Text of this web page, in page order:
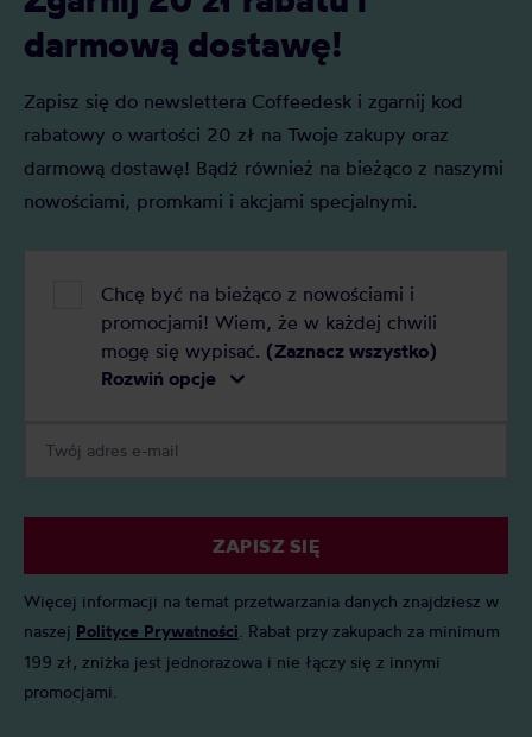
darmową dostawę!
Zapisz się do newslettera Coffeedesk i zgarnij kod
rabatowy o wartości 20 zł na Twoje zakupy oraz
darmową dostawę! Bądź również na bieżąco z naszymi
nowościami, promkami i akcjami specjalnymi.
Chcę być na bieżąco z nowościami i
promocjami! Wiem, że w każdej chwili
mogę się wypisać. (Zaznacz wszystko)
Rozwiń opcje
ZAPISZ SIĘ
Więcej informacji na temat przetwarzania danych znajdziesz w
naszej Polityce Prywatności . Rabat przy zakupach za minimum
199 zł, zniżka jest jednorazowa i nie łączy się z innymi
promocjami.